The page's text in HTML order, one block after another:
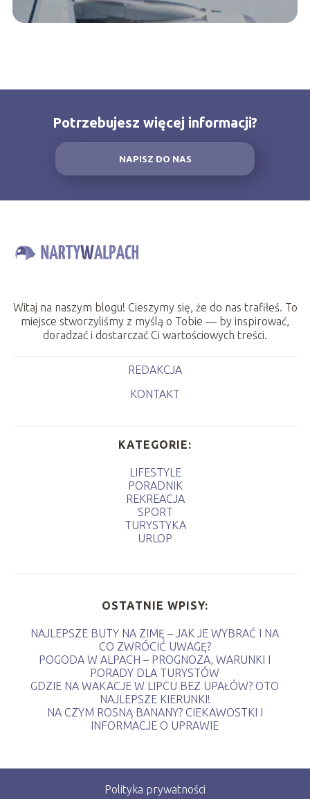
Potrzebujesz więcej informacji?
NAPISZ DO NAS
Witaj na naszym blogu! Cieszymy się, że do nas trafiłeś. To
miejsce stworzyliśmy z myślą o Tobie — by inspirować,
doradzać i dostarczać Ci wartościowych treści.
REDAKCJA
KONTAKT
KATEGORIE:
LIFESTYLE
PORADNIK
REKREACJA
SPORT
TURYSTYKA
URLOP
OSTATNIE WPISY:
NAJLEPSZE BUTY NA ZIMĘ – JAK JE WYBRAĆ I NA
CO ZWRÓCIĆ UWAGĘ?
POGODA W ALPACH – PROGNOZA, WARUNKI I
PORADY DLA TURYSTÓW
GDZIE NA WAKACJE W LIPCU BEZ UPAŁÓW? OTO
NAJLEPSZE KIERUNKI!
NA CZYM ROSNĄ BANANY? CIEKAWOSTKI I
INFORMACJE O UPRAWIE
Polityka prywatności